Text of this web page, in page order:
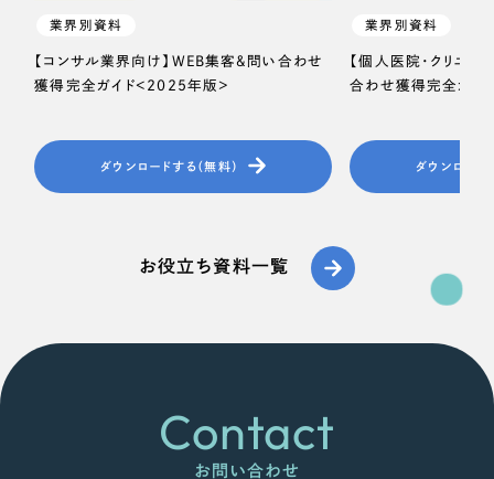
業界別資料
【コンサル業界向け】WEB集客＆問い合わせ
獲得完全ガイド＜2025年版＞
ダウンロードする（無料）
業界別資料
【個人医院・クリニッ
合わせ獲得完全ガイ
ダウンロード
お役立ち資料一覧
Contact
お問い合わせ